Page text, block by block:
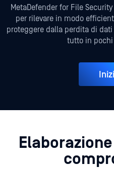
MetaDefender for File
per rilevare in modo
proteggere dalla perdita di
tutto in